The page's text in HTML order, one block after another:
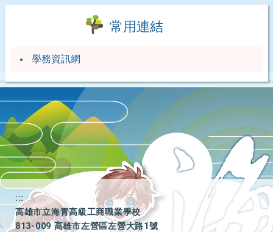
常用連結
學務資訊網
:::
高雄市立海青高級工商職業學校
813-009 高雄市左營區左營大路1號